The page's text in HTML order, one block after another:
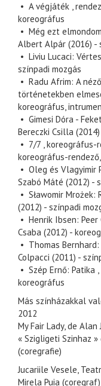
• A végjáték ,
koreográfus
• Még ezt
Albert Alpár (2016) -
• Liviu Lucaci:
színpadi mozgás
• Radu Afrim: A
történetekben
koreográfus,
• Gimesi Dóra -
Bereczki Csilla
• 7/7 , koreográfus-
koreográfus-
• Oleg és Vlagyimir
Szabó Máté (2012) -
• Sławomir Mrożek:
(2012) - színpadi
• Henrik Ibsen:
Csaba (2012) -
• Thomas
Colpacci (2011) -
• Szép Ernő: Patika
koreográfus
Más színházakkal
2012
My Fair Lady, de
« Szigligeti Szinhaz
(coregrafie)
Jucariile Vesele,
Mirela Puia (coregraf)